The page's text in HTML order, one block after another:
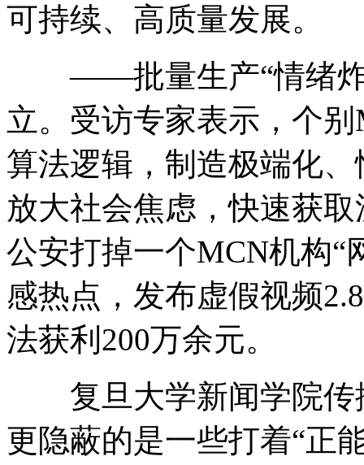
可持续、高质量发展。
——批量生产“情绪炸
立。受访专家表示，个
算法逻辑，制造极端化
放大社会焦虑，快速获
公安打掉一个MCN机构“
感热点，发布虚假视频
法获利200万余元。
复旦大学新闻学院传
更隐蔽的是一些打着“正